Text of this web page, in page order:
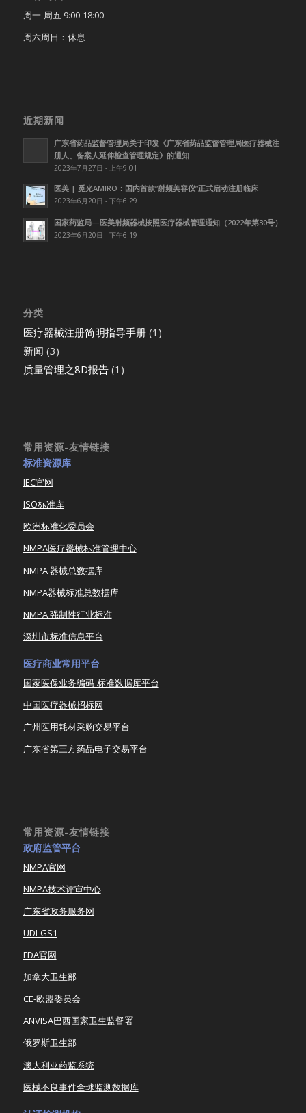
周一-周五 9:00-18:00
周六周日：休息
近期新闻
广东省药品监督管理局关于印发《广东省药品监督管理局医疗器械注
册人、备案人延伸检查管理规定》的通知
2023年7月27日 - 上午9:01
医美 | 觅光AMIRO：国内首款”射频美容仪”正式启动注册临床
2023年6月20日 - 下午6:29
国家药监局—医美射频器械按照医疗器械管理通知（2022年第30号）
2023年6月20日 - 下午6:19
分类
医疗器械注册简明指导手册(1)
新闻 (3)
质量管理之8D报告(1)
常用资源-友情链接
标准资源库
IEC官网
ISO标准库
欧洲标准化委员会
NMPA医疗器械标准管理中心
NMPA 器械总数据库
NMPA器械标准总数据库
NMPA 强制性行业标准
深圳市标准信息平台
医疗商业常用平台
国家医保业务编码-标准数据库平台
中国医疗器械招标网
广州医用耗材采购交易平台
广东省第三方药品电子交易平台
常用资源-友情链接
政府监管平台
NMPA官网
NMPA技术评审中心
广东省政务服务网
UDI-GS1
FDA官网
加拿大卫生部
CE-欧盟委员会
ANVISA巴西国家卫生监督署
俄罗斯卫生部
澳大利亚药监系统
医械不良事件全球监测数据库